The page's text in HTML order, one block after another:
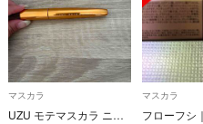
マスカラ
UZU モテマスカラ ニュアンス S1B1 ゴールド
マスカラ